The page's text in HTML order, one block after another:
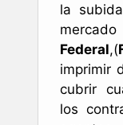
la
Federal,(
imprimir
cubrir
los